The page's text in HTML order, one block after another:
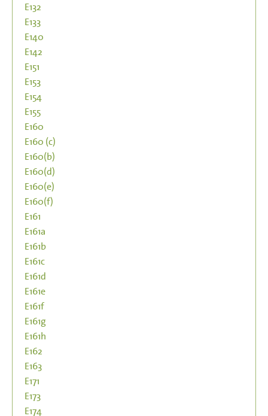
E132
E133
E140
E142
E151
E153
E154
E155
E160
E160 (c)
E160(b)
E160(d)
E160(e)
E160(f)
E161
E161a
E161b
E161c
E161d
E161e
E161f
E161g
E161h
E162
E163
E171
E173
E174